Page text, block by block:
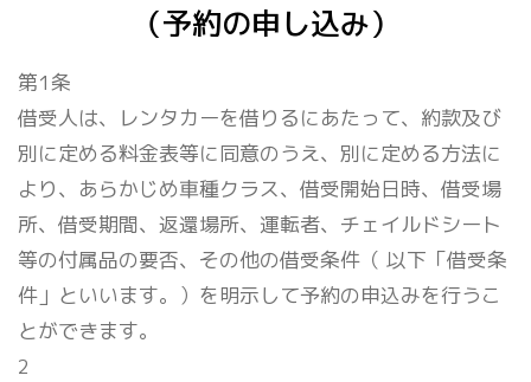
（予約の申し込み）
第1条
借受人は、レンタカーを借りるにあたって、約款及び
別に定める料金表等に同意のうえ、別に定める方法に
より、あらかじめ車種クラス、借受開始日時、借受場
所、借受期間、返還場所、運転者、チェイルドシート
等の付属品の要否、その他の借受条件（ 以下「借受条
件」といいます。）を明示して予約の申込みを行うこ
とができます。
2